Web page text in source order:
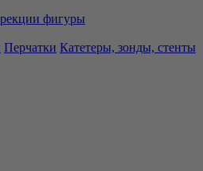
фигуры
Перчатки Катетеры, зонды, стенты